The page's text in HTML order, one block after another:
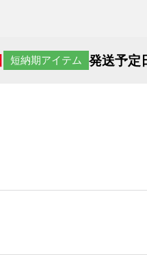
短納期アイテム 発送予定
ることが可能です。